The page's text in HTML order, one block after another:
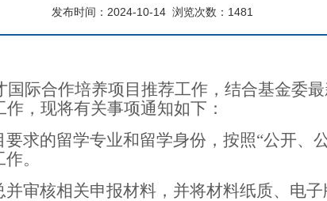
发布时间：2024-10-14 浏览次数： 1481
国际合作培养项目推荐工作，结合基金委
， 现将有关事项通知如下：
求的留学专业和留学身份，按照“公开、
。
审核相关申报材料，并将材料纸质、电